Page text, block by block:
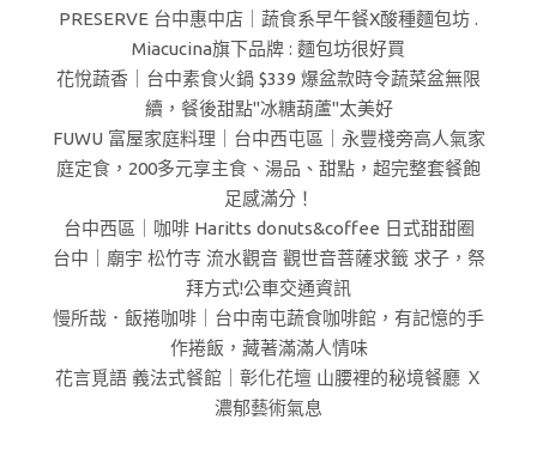
PRESERVE 台中惠中店｜蔬食系早午餐X酸種麵包坊 .
Miacucina旗下品牌 : 麵包坊很好買
花悅蔬香｜台中素食火鍋 $339 爆盆款時令蔬菜盆無限
續，餐後甜點"冰糖葫蘆"太美好
FUWU 富屋家庭料理｜台中西屯區｜永豐棧旁高人氣家
庭定食，200多元享主食、湯品、甜點，超完整套餐飽
足感滿分！
台中西區｜咖啡 Haritts donuts&coffee 日式甜甜圈
台中｜廟宇 松竹寺 流水觀音 觀世音菩薩求籤 求子，祭
拜方式!公車交通資訊
慢所哉．飯捲咖啡｜台中南屯蔬食咖啡館，有記憶的手
作捲飯，藏著滿滿人情味
花言覓語 義法式餐館｜彰化花壇 山腰裡的秘境餐廳 Ｘ
濃郁藝術氣息